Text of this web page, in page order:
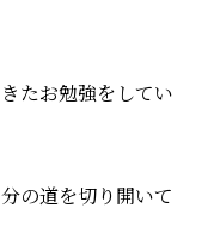
たお勉強をしてい
の道を切り開いて